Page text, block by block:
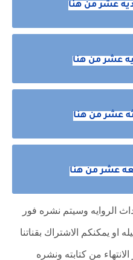
عشر من هنا
عشر من هنا
عشر من هنا
عشر من هنا
الروايه وسيتم نشره فور
او يمكنكم الاشتراك بقناتنا
من كتابته ونشره